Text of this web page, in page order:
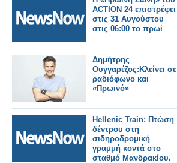
ACTION 24 επιστρέφει
στις 31 Αυγούστου
στις 06:00 το πρωί
Δημήτρης
Ουγγαρέζος:Κλείνει σε
ραδιόφωνο και
«Πρωινό»
Hellenic Train: Πτώση
δέντρου στη
σιδηροδρομική
γραμμή κοντά στο
σταθμό Μανδρακίου.